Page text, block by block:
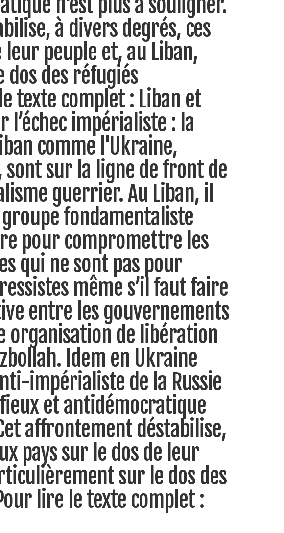
à divers degrés, ces
leur peuple et, au Liban,
des réfugiés
texte complet : Liban et
l’échec impérialiste : la
comme l'Ukraine,
sur la ligne de front de
guerrier. Au Liban, il
fondamentaliste
pour compromettre les
qui ne sont pas pour
même s’il faut faire
entre les gouvernements
organisation de libération
Idem en Ukraine
impérialiste de la Russie
et antidémocratique
affrontement déstabilise,
pays sur le dos de leur
sur le dos des
lire le texte complet :